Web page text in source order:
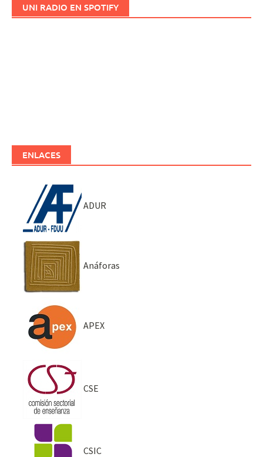
UNI RADIO EN SPOTIFY
ENLACES
ADUR
Anáforas
APEX
CSE
CSIC